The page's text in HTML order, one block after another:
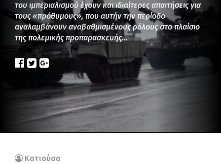
του ιμπεριαλισμού έχουν και ιδιαίτερες απαιτήσεις για
τους «πρόθυμους», που αυτήν την περίοδο
αναλαμβάνουν αναβαθμισμένους ρόλους στο πλαίσιο
της πολεμικής προπαρασκευής…
Κατιούσα